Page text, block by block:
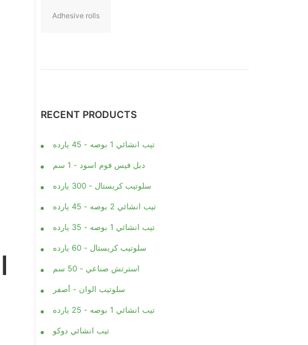
Adhesive rolls
RECENT PRODUCTS
تيب انشائي 1 بوصه - 45 يارده
دبل فيس فوم اسود - 1 سم
سلوتيب كريستال - 300 يارده
تيب انشائي 2 بوصه - 45 يارده
تيب انشائي 1 بوصه - 35 يارده
سلوتيب كريستال - 60 يارده
استرتش صناعي - 50 سم
سلوتيب الوان - أصفر
تيب انشائي 1 بوصه - 25 يارده
تيب انشائي دوكو